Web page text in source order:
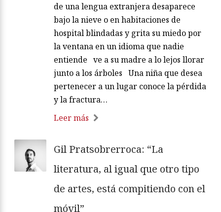
de una lengua extranjera desaparece
bajo la nieve o en habitaciones de
hospital blindadas y grita su miedo por
la ventana en un idioma que nadie
entiende ve a su madre a lo lejos llorar
junto a los árboles Una niña que desea
pertenecer a un lugar conoce la pérdida
y la fractura…
Leer más
Gil Pratsobrerroca: “La
literatura, al igual que otro tipo
de artes, está compitiendo con el
móvil”